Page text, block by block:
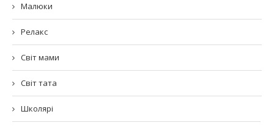
Малюки
Релакс
Світ мами
Світ тата
Школярі